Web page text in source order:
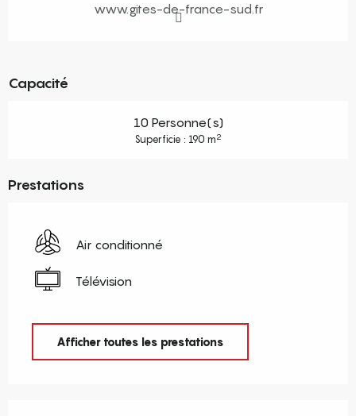
www.gites-de-france-sud.fr
Capacité
10 Personne(s)
Superficie : 190 m2
Prestations
Air conditionné
Télévision
Afficher toutes les prestations